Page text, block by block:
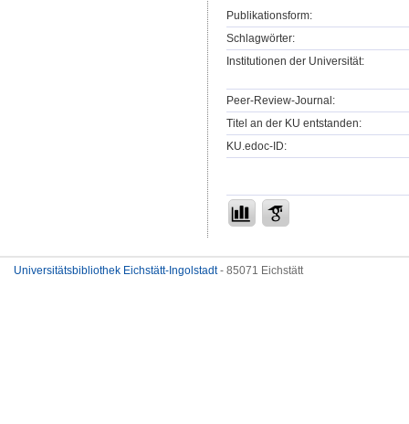
Publikationsform:
Schlagwörter:
Institutionen der Universität:
Peer-Review-Journal:
Titel an der KU entstanden:
KU.edoc-ID:
Universitätsbibliothek Eichstätt-Ingolstadt- 85071 Eichstätt